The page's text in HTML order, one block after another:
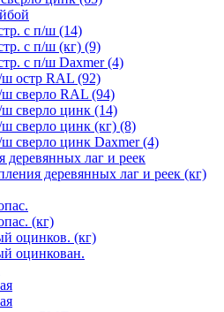
с п/ш (14)
с п/ш (кг) (9)
с п/ш Daxmer(4)
остр RAL (92)
сверло RAL (94)
сверло цинк (14)
сверло цинк (кг) (8)
сверло цинк Daxmer(4)
лаг и реек
деревянных лаг и реек (кг)
(кг)
оцинков. (кг)
оцинкован.